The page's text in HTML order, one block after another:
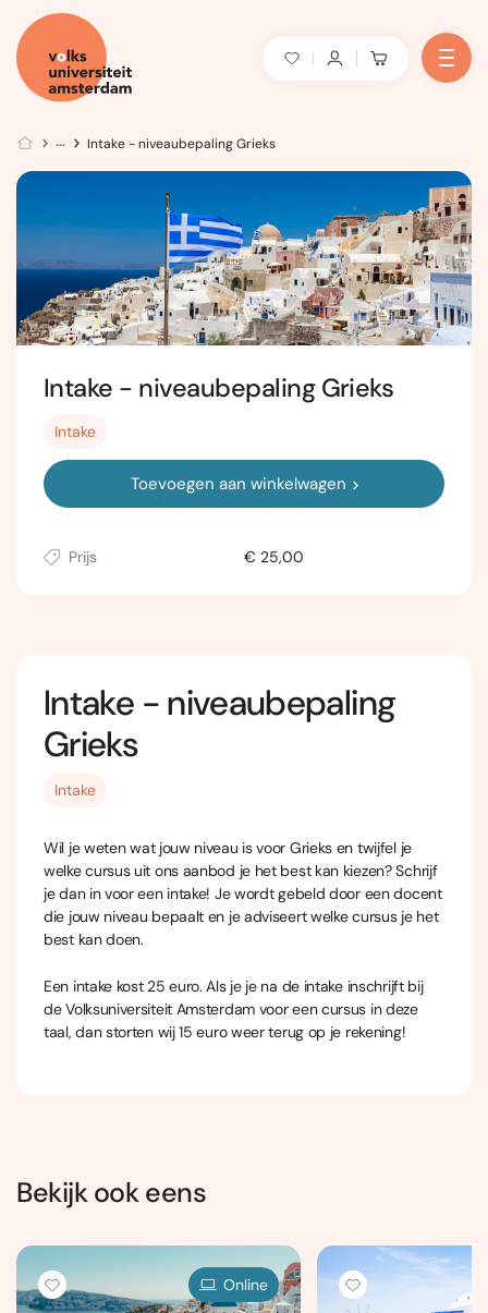
Intake - niveaubepaling Grieks
Intake - niveaubepaling
Grieks
Intake
Wil je weten wat jouw niveau is voor Grieks en twijfel je
welke cursus uit ons aanbod je het best kan kiezen? Schrijf
je dan in voor een intake! Je wordt gebeld door een docent
die jouw niveau bepaalt en je adviseert welke cursus je het
best kan doen.
Een intake kost 25 euro. Als je je na de intake inschrijft bij
de Volksuniversiteit Amsterdam voor een cursus in deze
taal, dan storten wij 15 euro weer terug op je rekening!
Intake - niveaubepaling Grieks
Intake
Toevoegen aan winkelwagen
Prijs € 25,00
Bekijk ook eens
Online